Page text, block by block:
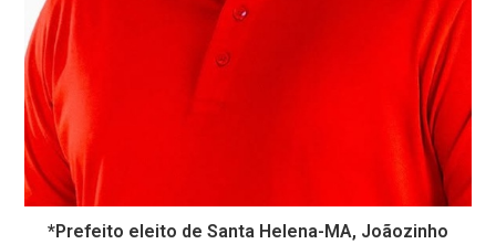
*Prefeito eleito de Santa Helena-MA, Joãozinho